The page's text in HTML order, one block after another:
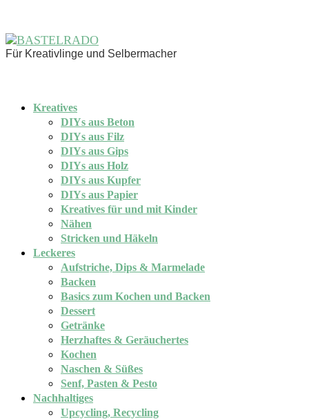
Für Kreativlinge und Selbermacher
Kreatives
DIYs aus Beton
DIYs aus Filz
DIYs aus Gips
DIYs aus Holz
DIYs aus Kupfer
DIYs aus Papier
Kreatives für und mit Kinder
Nähen
Stricken und Häkeln
Leckeres
Aufstriche, Dips & Marmelade
Backen
Basics zum Kochen und Backen
Dessert
Getränke
Herzhaftes & Geräuchertes
Kochen
Naschen & Süßes
Senf, Pasten & Pesto
Nachhaltiges
Upcycling, Recycling